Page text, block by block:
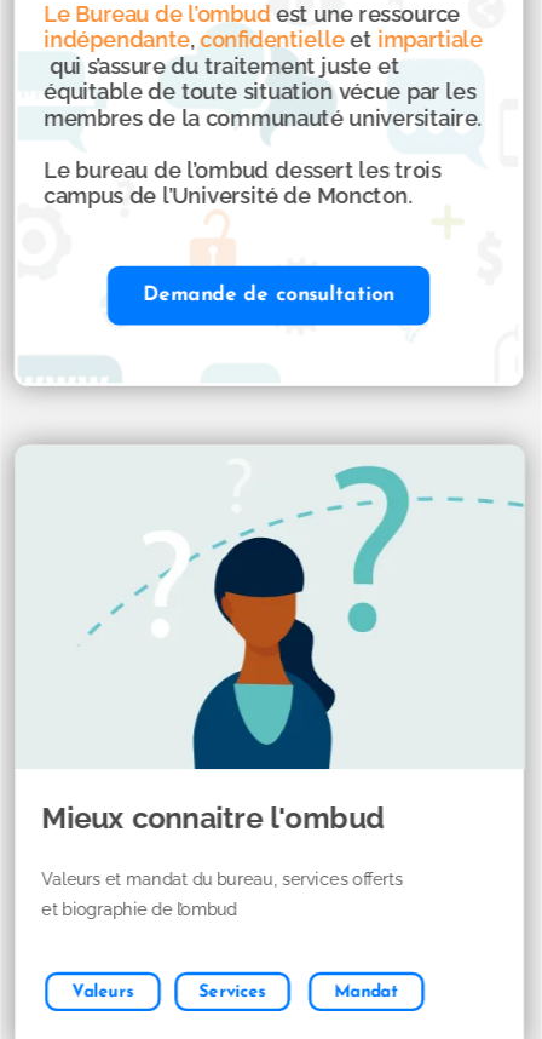
Le Bureau de l’ombudest une ressource
indépendante,confidentielleet impartiale
qui s’assure du traitement juste et
équitable de toute situation vécue par les
membres de la communauté universitaire.
Le bureau de l’ombud dessert les trois
campus de l’Université de Moncton.
Demande de consultation
Mieux connaitre l'ombud
Valeurs et mandat du bureau, services offerts
et biographie de l’ombud
Valeurs Services Mandat